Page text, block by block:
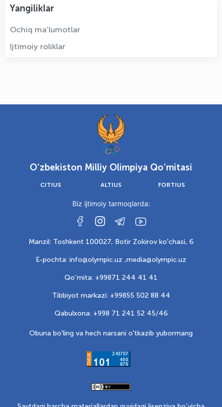
Yangiliklar
Ochiq ma'lumotlar
Ijtimoiy roliklar
O‘zbekiston Milliy Olimpiya Qo‘mitasi
CITIUS ALTIUS FORTIUS
Biz ijtimoiy tarmoqlarda:
Manzil: Toshkent 100027, Botir Zokirov ko'chasi, 6
E-pochta: info@olympic.uz ,media@olympic.uz
Qo‘mita: +99871 244 41 41
Tibbiyot markazi: +99855 502 88 44
Qabulxona: +998 71 241 52 45/46
Obuna bo'ling va hech narsani o'tkazib yubormang